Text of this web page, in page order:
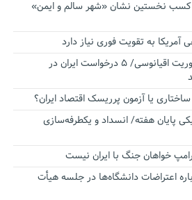
کسب نخستین نشان «شهر سالم و ایمن»
به تقویت فوری نیاز دارد
اقتدار ناوگروه ۱۰۳ در مأموریت‌ اقیانوسی/ ۵ درخواست ایران در
یا آزمون پرریسک اقتصاد ایران؟
پایان هفته/ انسداد و یکطرفه‌سازی
خواهان جنگ با ایران نیست
اعتراضات دانشگاه‌ها در جلسه هیأت